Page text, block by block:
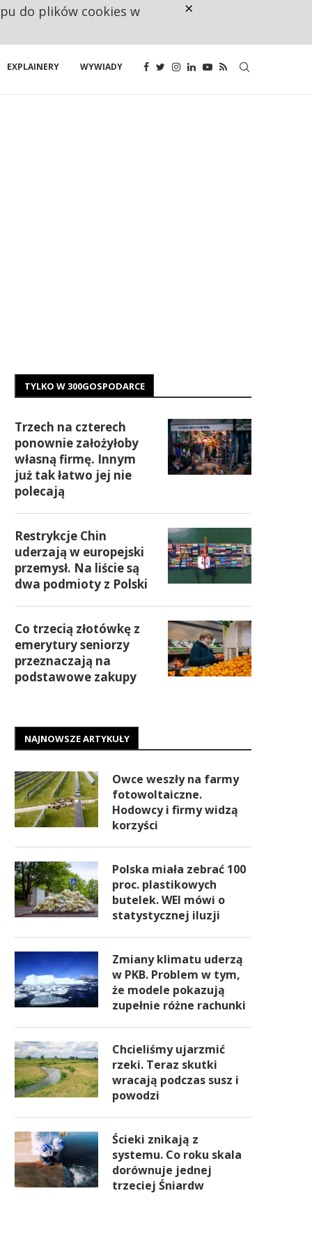
EXPLAINERY WYWIADY
TYLKO W 300GOSPODARCE
Trzech na czterech
ponownie założyłoby
własną firmę. Innym
już tak łatwo jej nie
polecają
Restrykcje Chin
uderzają w europejski
przemysł. Na liście są
dwa podmioty z Polski
Co trzecią złotówkę z
emerytury seniorzy
przeznaczają na
podstawowe zakupy
NAJNOWSZE ARTYKUŁY
Owce weszły na farmy
fotowoltaiczne.
Hodowcy i firmy widzą
korzyści
Polska miała zebrać 100
proc. plastikowych
butelek. WEI mówi o
statystycznej iluzji
Zmiany klimatu uderzą
w PKB. Problem w tym,
że modele pokazują
zupełnie różne rachunki
Chcieliśmy ujarzmić
rzeki. Teraz skutki
wracają podczas susz i
powodzi
Ścieki znikają z
systemu. Co roku skala
dorównuje jednej
trzeciej Śniardw
do plików cookies w ×